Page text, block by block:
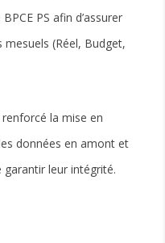
PS afin d’assurer
mesuels (Réel, Budget,
renforcé la mise en
données en amont et
leur intégrité.